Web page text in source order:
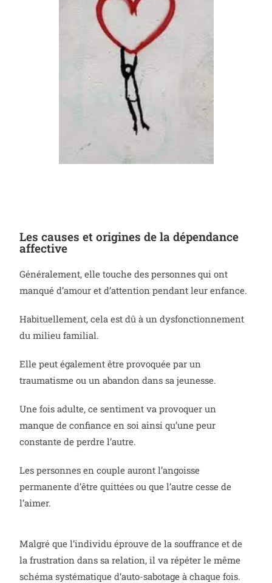
Les causes et origines de la dépendance
affective
Généralement, elle touche des personnes qui ont
manqué d’amour et d’attention pendant leur enfance.
Habituellement, cela est dû à un dysfonctionnement
du milieu familial.
Elle peut également être provoquée par un
traumatisme ou un abandon dans sa jeunesse.
Une fois adulte, ce sentiment va provoquer un
manque de confiance en soi ainsi qu’une peur
constante de perdre l’autre.
Les personnes en couple auront l’angoisse
permanente d’être quittées ou que l’autre cesse de
l’aimer.
Malgré que l’individu éprouve de la souffrance et de
la frustration dans sa relation, il va répéter le même
schéma systématique d’auto-sabotage à chaque fois.